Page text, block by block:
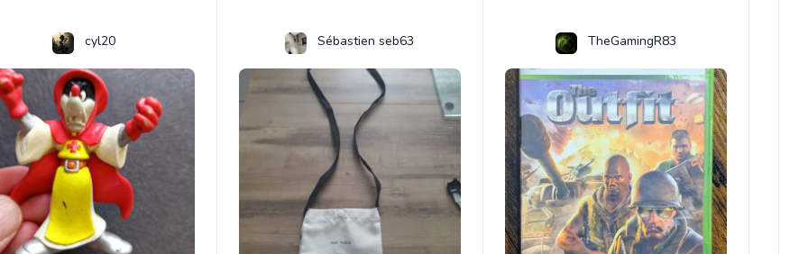
cyl20 Sébastien seb63 TheGamingR83